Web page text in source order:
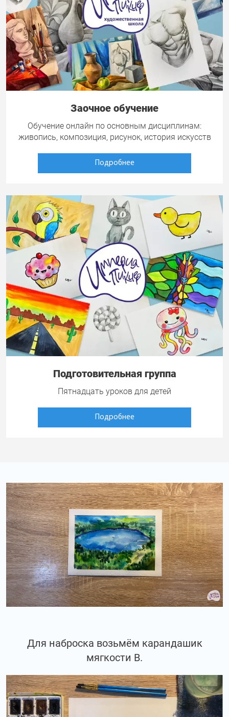
Заочное обучение
Обучение онлайн по основным дисциплинам:
живопись, композиция, рисунок, история искусств
Подробнее
Подготовительная группа
Пятнадцать уроков для детей
Подробнее
Для наброска возьмём карандашик
мягкости В.